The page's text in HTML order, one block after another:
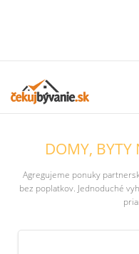
DOMY, BYTY
Agregujeme ponuky
bez poplatkov. Jednoduché